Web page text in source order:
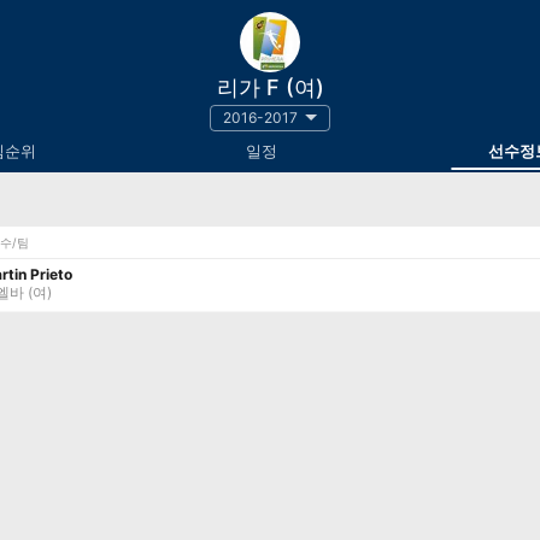
리가 F (여)
2016-2017
순위 일정 선수정
/팀
Prieto
바 (여)